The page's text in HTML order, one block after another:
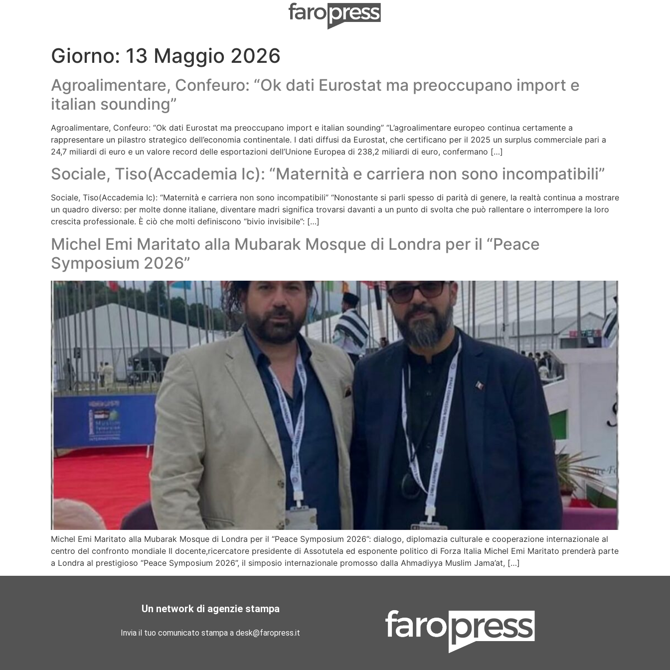
Giorno: 13 Maggio 2026
Agroalimentare, Confeuro: “Ok dati Eurostat ma preoccupano import e
italian sounding”
Agroalimentare, Confeuro: “Ok dati Eurostat ma preoccupano import e italian sounding” “L’agroalimentare europeo continua certamente a
rappresentare un pilastro strategico dell’economia continentale. I dati diffusi da Eurostat, che certificano per il 2025 un surplus commerciale pari a
24,7 miliardi di euro e un valore record delle esportazioni dell’Unione Europea di 238,2 miliardi di euro, confermano […]
Sociale, Tiso(Accademia Ic): “Maternità e carriera non sono incompatibili”
Sociale, Tiso(Accademia Ic): “Maternità e carriera non sono incompatibili” “Nonostante si parli spesso di parità di genere, la realtà continua a mostrare
un quadro diverso: per molte donne italiane, diventare madri significa trovarsi davanti a un punto di svolta che può rallentare o interrompere la loro
crescita professionale. È ciò che molti definiscono “bivio invisibile”: […]
Michel Emi Maritato alla Mubarak Mosque di Londra per il “Peace
Symposium 2026”
Michel Emi Maritato alla Mubarak Mosque di Londra per il “Peace Symposium 2026”: dialogo, diplomazia culturale e cooperazione internazionale al
centro del confronto mondiale Il docente,ricercatore presidente di Assotutela ed esponente politico di Forza Italia Michel Emi Maritato prenderà parte
a Londra al prestigioso “Peace Symposium 2026”, il simposio internazionale promosso dalla Ahmadiyya Muslim Jama’at, […]
Un network di agenzie stampa
Invia il tuo comunicato stampa a desk@faropress.it